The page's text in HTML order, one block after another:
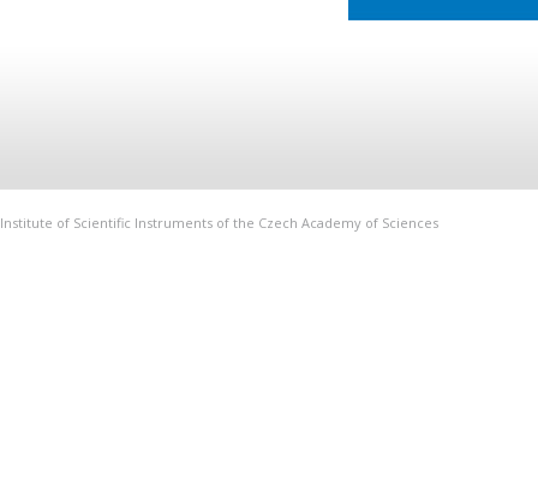
Institute of Scientific Instruments of the Czech Academy of Sciences